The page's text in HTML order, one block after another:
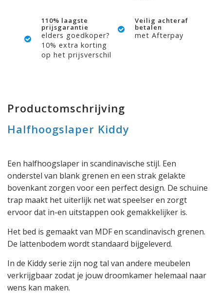
110% laagste
prijsgarantie
elders goedkoper?
10% extra korting
op het prijsverschil
Veilig achteraf
betalen
met Afterpay
Productomschrijving
Halfhoogslaper Kiddy
Een halfhoogslaper in scandinavische stijl. Een
onderstel van blank grenen en een strak gelakte
bovenkant zorgen voor een perfect design. De schuine
trap maakt het uiterlijk net wat speelser en zorgt
ervoor dat in-en uitstappen ook gemakkelijker is.
Het bed is gemaakt van MDF en scandinavisch grenen.
De lattenbodem wordt standaard bijgeleverd.
In de Kiddy serie zijn nog tal van andere meubelen
verkrijgbaar zodat je jouw droomkamer helemaal naar
wens kan maken.